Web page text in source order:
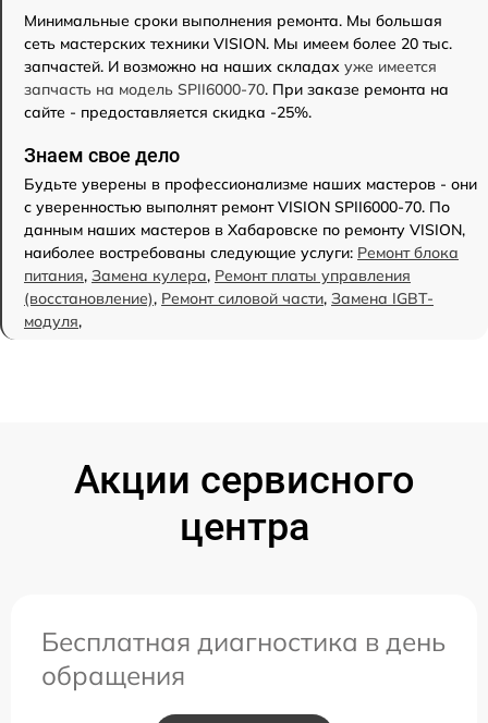
Минимальные сроки выполнения ремонта. Мы большая
сеть мастерских техники VISION. Мы имеем более 20 тыс.
запчастей. И возможно на наших складах уже имеется
запчасть на модель SPII6000-70. При заказе ремонта на
сайте - предоставляется скидка -25%.
Знаем свое дело
Будьте уверены в профессионализме наших мастеров - они
с уверенностью выполнят ремонт VISION SPII6000-70. По
данным наших мастеров в Хабаровске по ремонту VISION,
наиболее востребованы следующие услуги: Ремонт блока
питания, Замена кулера, Ремонт платы управления
(восстановление), Ремонт силовой части, Замена IGBT-
модуля,
Акции сервисного
центра
Бесплатная диагностика в день
обращения